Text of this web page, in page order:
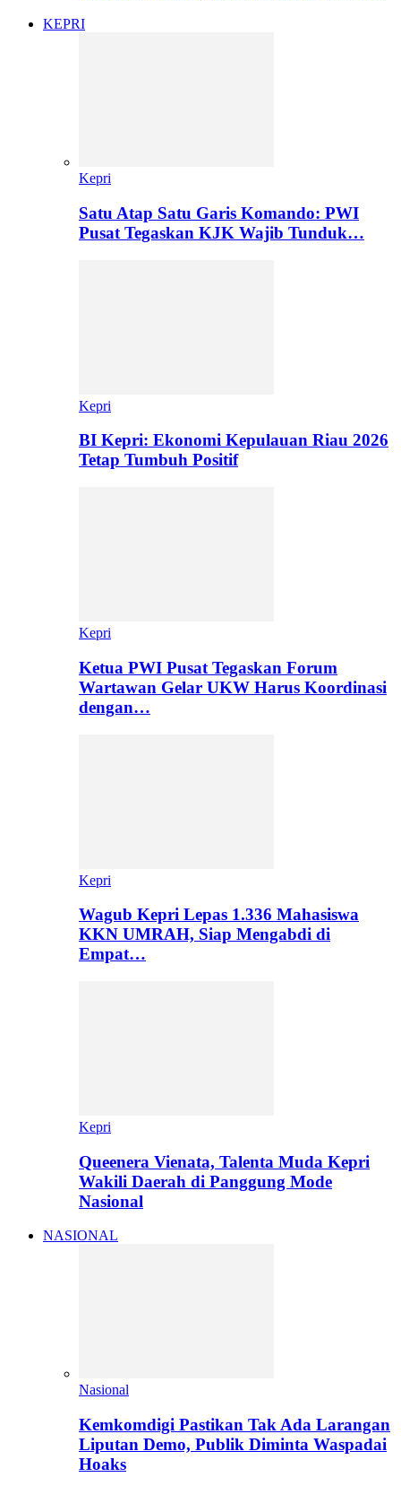
KEPRI
Kepri
Satu Atap Satu Garis Komando: PWI
Pusat Tegaskan KJK Wajib Tunduk…
Kepri
BI Kepri: Ekonomi Kepulauan Riau 2026
Tetap Tumbuh Positif
Kepri
Ketua PWI Pusat Tegaskan Forum
Wartawan Gelar UKW Harus Koordinasi
dengan…
Kepri
Wagub Kepri Lepas 1.336 Mahasiswa
KKN UMRAH, Siap Mengabdi di
Empat…
Kepri
Queenera Vienata, Talenta Muda Kepri
Wakili Daerah di Panggung Mode
Nasional
NASIONAL
Nasional
Kemkomdigi Pastikan Tak Ada Larangan
Liputan Demo, Publik Diminta Waspadai
Hoaks